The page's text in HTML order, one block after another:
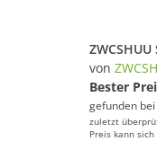
von
Bester
gefunden bei
zuletzt
Preis kann